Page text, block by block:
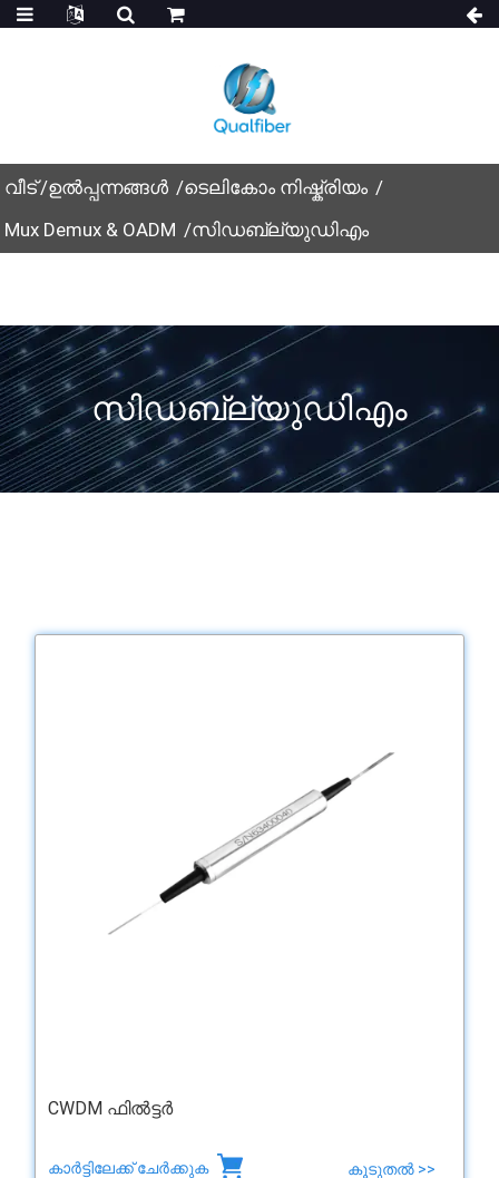
വീട് ഉൽപ്പന്നങ്ങൾ
ടെലികോം നിഷ്ക്രിയം
Mux Demux & OADM
സിഡബ്ല്യുഡിഎം
സിഡബ്ല്യുഡിഎം
CWDM ഫിൽട്ടർ
കാർട്ടിലേക്ക് ചേർക്കുക കൂടുതൽ >>